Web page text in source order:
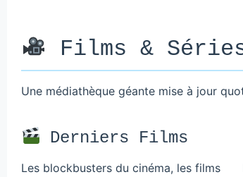
Films &
Une médiathèque géante mise à jour
Derniers Films
Les blockbusters du cinéma, les films